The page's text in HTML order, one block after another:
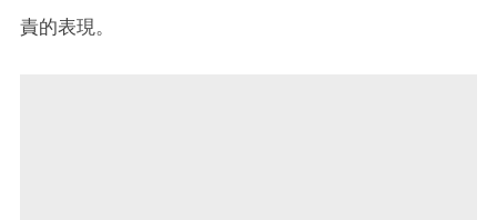
責的表現。